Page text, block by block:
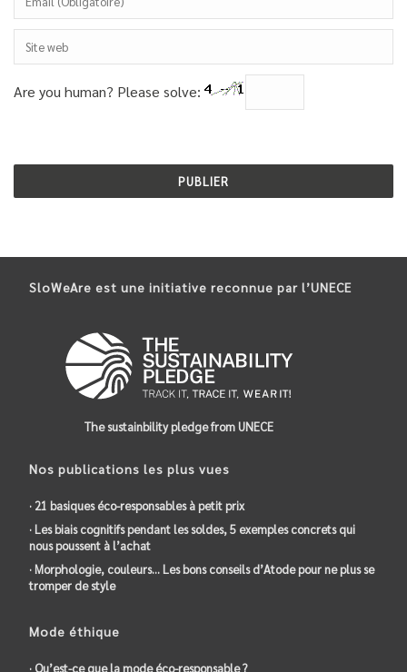
Are you human? Please solve:
SloWeAre est une initiative reconnue par l’UNECE
The sustainbility pledge from UNECE
Nos publications les plus vues
· 21 basiques éco-responsables à petit prix
· Les biais cognitifs pendant les soldes, 5 exemples concrets qui
nous poussent à l’achat
· Morphologie, couleurs… Les bons conseils d’Atode pour ne plus se
tromper de style
Mode éthique
· Qu’est-ce que la mode éco-responsable ?